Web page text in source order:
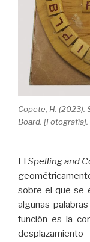
Copete, H. (2023).
Board.
ElSpelling and
sobre el que se
algunas
función es la